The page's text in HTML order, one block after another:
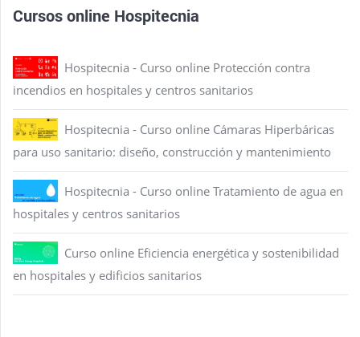
Cursos online Hospitecnia
Hospitecnia - Curso online Protección contra
incendios en hospitales y centros sanitarios
Hospitecnia - Curso online Cámaras Hiperbáricas
para uso sanitario: diseño, construcción y mantenimiento
Hospitecnia - Curso online Tratamiento de agua en
hospitales y centros sanitarios
Curso online Eficiencia energética y sostenibilidad
en hospitales y edificios sanitarios